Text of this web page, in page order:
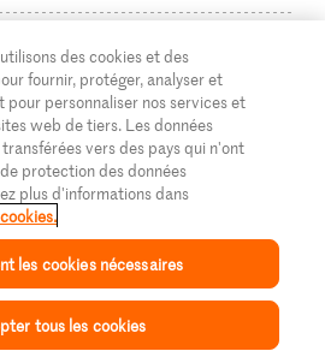
Recettes Mon Migusto
Migusto
Migros
des cookies et des
fournir, protéger, analyser et
pour personnaliser nos services et
web de tiers. Les données
vers des pays qui n'ont
protection des données
plus d'informations dans
les cookies nécessaires
tous les cookies